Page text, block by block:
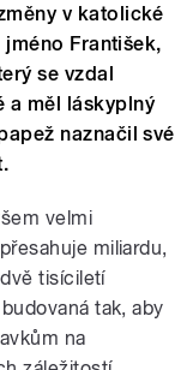
v katolické
František,
se vzdal
a měl láskyplný
naznačil své
velmi
miliardu,
tisíciletí
tak, aby
na